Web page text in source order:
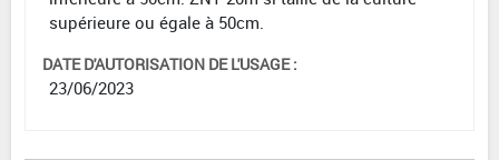
supérieure ou égale à 50cm.
DATE D'AUTORISATION DE L'USAGE :
23/06/2023